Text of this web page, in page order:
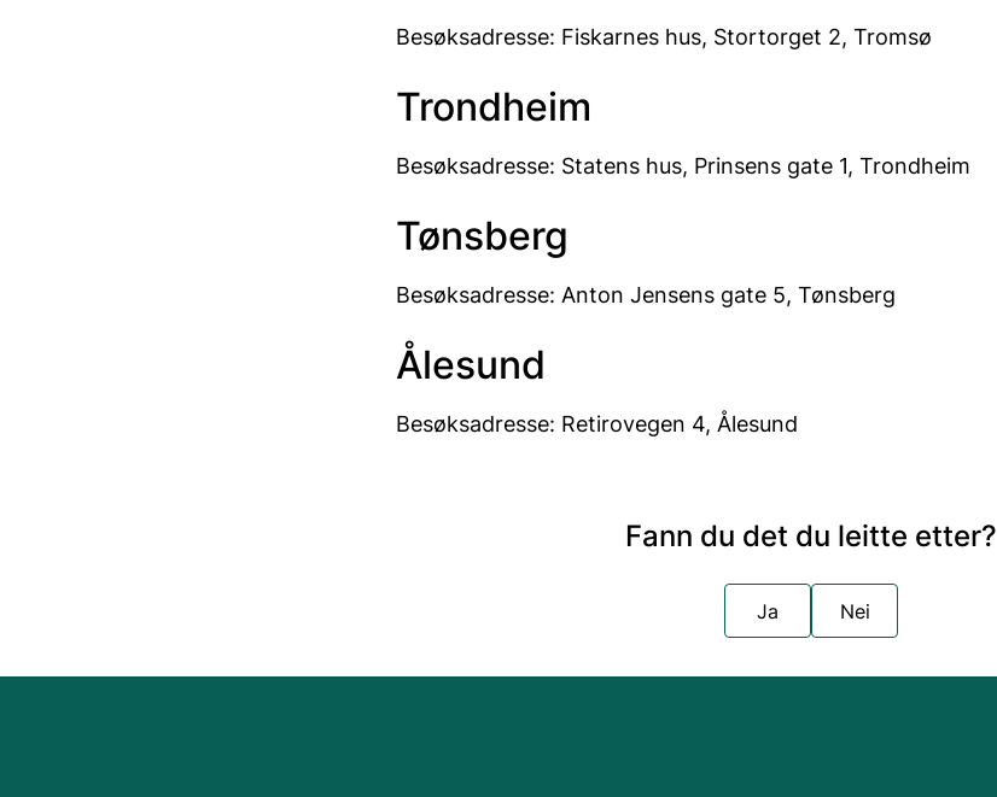
Besøksadresse: Fiskarnes hus, Stortorget 2, Tromsø
Trondheim
Besøksadresse: Statens hus, Prinsens gate 1, Trondheim
Tønsberg
Besøksadresse: Anton Jensens gate 5, Tønsberg
Ålesund
Besøksadresse: Retirovegen 4, Ålesund
Fann du det du leitte etter?
Ja Nei